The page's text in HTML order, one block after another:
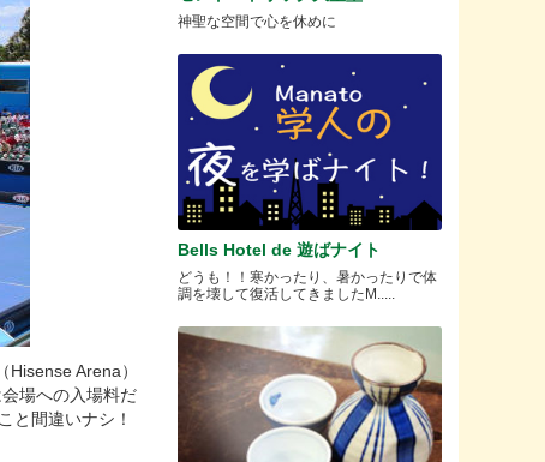
Arena）
場への入場料だ
と間違いナシ！
神聖な空間で心を休めに
Bells Hotel de 遊ばナイト
どうも！！寒かったり、暑かったりで体
調を壊して復活してきましたM.....